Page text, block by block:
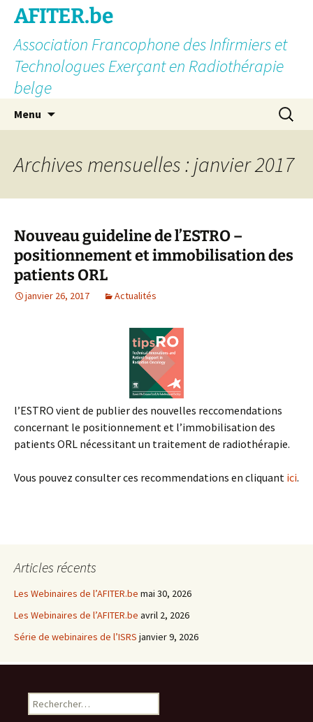
AFITER.be
Association Francophone des Infirmiers et
Technologues Exerçant en Radiothérapie
belge
Menu
Archives mensuelles : janvier 2017
Nouveau guideline de l’ESTRO –
positionnement et immobilisation des
patients ORL
janvier 26, 2017 Actualités
l’ESTRO vient de publier des nouvelles reccomendations
concernant le positionnement et l’immobilisation des
patients ORL nécessitant un traitement de radiothérapie.
Vous pouvez consulter ces recommendations en cliquant ici.
Articles récents
Les Webinaires de l’AFITER.be mai 30, 2026
Les Webinaires de l’AFITER.be avril 2, 2026
Série de webinaires de l’ISRS janvier 9, 2026
R
e